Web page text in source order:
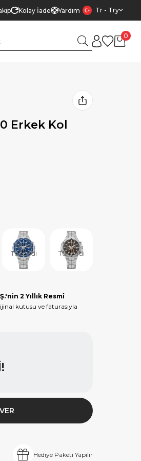
Kolay İade Yardım Tr - Try
0
Erkek Kol
Ürün
Tükendi
Ürün
Tükendi
2 Yıllık Resmî
kutusu ve faturasıyla
Hediye Paketi Yapılır